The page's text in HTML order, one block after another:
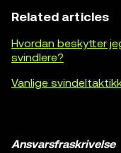
Related articles
Hvordan beskytter
svindlere?
Vanlige
Ansvarsfraskrivelse